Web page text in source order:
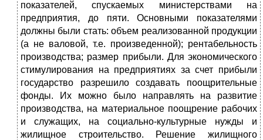
показателей, спускаемых министерствами на
предприятия, до пяти. Основными показателями
должны были стать: объем реализованной продукции
(а не валовой, т.е. произведенной); рентабельность
производства; размер прибыли. Для экономического
стимулирования на предприятиях за счет прибыли
государство разрешило создавать поощрительные
фонды. Их можно было направлять на развитие
производства, на материальное поощрение рабочих
и служащих, на социально-культурные нужды и
жилищное строительство. Решение жилищного